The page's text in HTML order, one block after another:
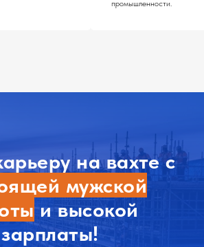
на вахте с
мужской
и высокой
зарплаты!